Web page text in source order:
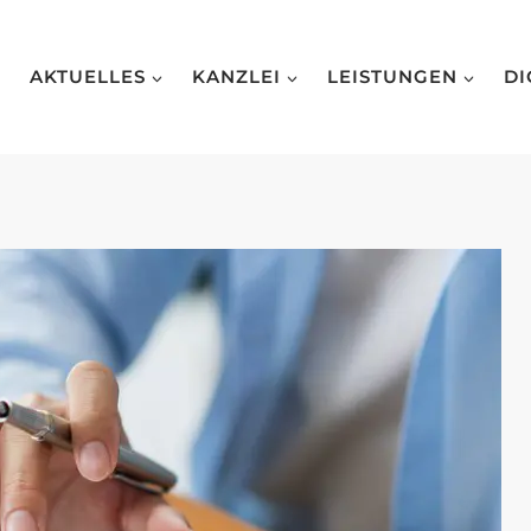
AKTUELLES KANZLEI LEISTUNGEN